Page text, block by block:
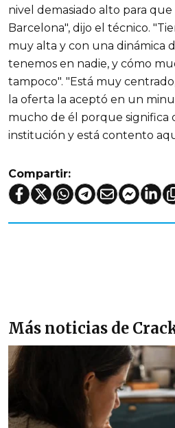
nivel demasiado alto para que
Barcelona", dijo el técnico.
muy alta y con una dinámica
tenemos en nadie, y cómo
tampoco". "Está muy
la oferta la aceptó en un
mucho de él porque significa
institución y está contento
Compartir:
Más noticias de